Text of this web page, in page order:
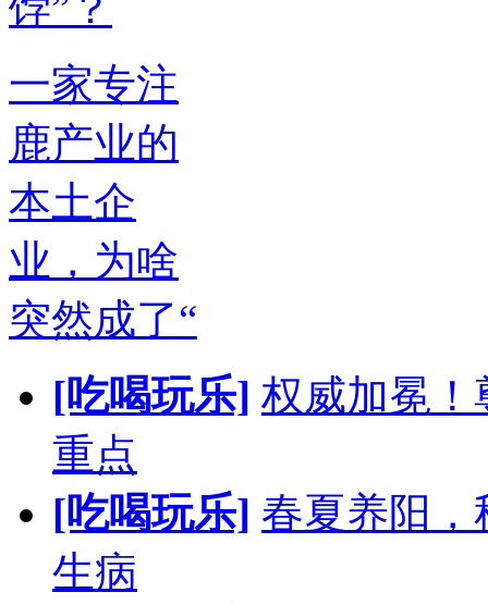
一家专注
鹿产业的
本土企
业，为啥
突然成了“
[吃喝玩乐] 权威加冕！
重点
[吃喝玩乐] 春夏养阳
生病